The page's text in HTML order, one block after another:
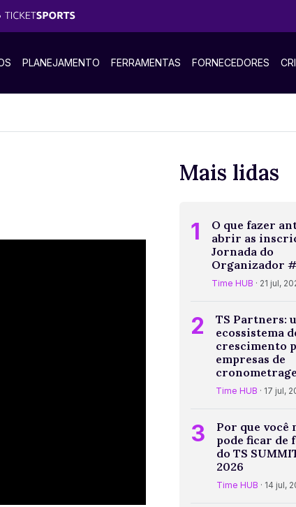
PLANEJAMENTO FERRAMENTAS FORNECEDORES
Mais lidas
1
O que fazer
abrir as
Jornada do
Organizador
Time HUB · 21 jul,
2
TS Partners:
ecossistema
crescimento
empresas de
Time HUB · 17 jul,
3
Por que você
pode ficar de
do TS
2026
Time HUB · 14 jul,